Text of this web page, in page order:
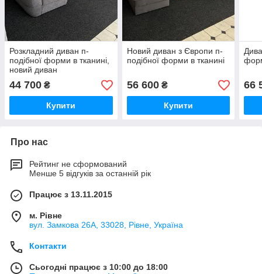
Розкладний диван п-
подібної форми в тканині,
новий диван
44 700 ₴
Купити
Новий диван з Європи п-
подібної форми в тканині
56 600₴
Купити
66
Про нас
Рейтинг не сформований
Менше 5 відгуків за останній рік
Працює з 13.11.2015
м. Рівне
вул. Замкова 26А, 33028, Рівне, Україна
Контакти
Сьогодні працює з 10:00 до 18:00